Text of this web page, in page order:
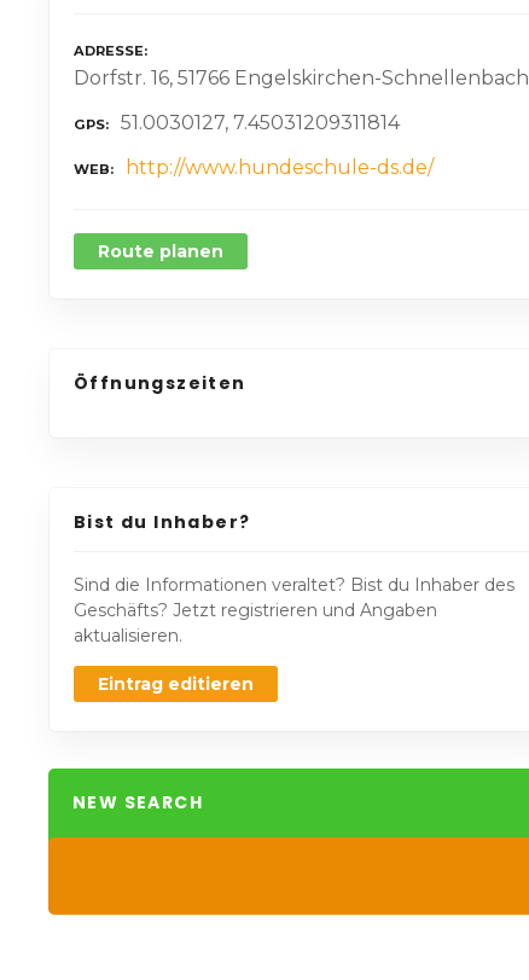
ADRESSE
Dorfstr. 16, 51766 Engelskirchen-Schnellenbach
GPS 51.0030127, 7.45031209311814
WEB http://www.hundeschule-ds.de/
Route planen
Öffnungszeiten
Bist du Inhaber?
Sind die Informationen veraltet? Bist du Inhaber des
Geschäfts? Jetzt registrieren und Angaben
aktualisieren.
Eintrag editieren
NEW SEARCH